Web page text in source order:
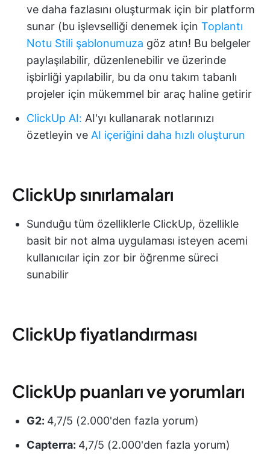
ve daha fazlasını oluşturmak için bir platform
sunar (bu işlevselliği denemek için Toplantı
Notu Stili şablonumuza göz atın! Bu belgeler
paylaşılabilir, düzenlenebilir ve üzerinde
işbirliği yapılabilir, bu da onu takım tabanlı
projeler için mükemmel bir araç haline getirir
ClickUp AI: AI'yı kullanarak notlarınızı
özetleyin ve AI içeriğini daha hızlı oluşturun
ClickUp sınırlamaları
Sunduğu tüm özelliklerle ClickUp, özellikle
basit bir not alma uygulaması isteyen acemi
kullanıcılar için zor bir öğrenme süreci
sunabilir
ClickUp fiyatlandırması
ClickUp puanları ve yorumları
G2: 4,7/5 (2.000'den fazla yorum)
Capterra: 4,7/5 (2.000'den fazla yorum)